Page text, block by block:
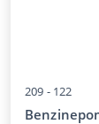
209 - 122